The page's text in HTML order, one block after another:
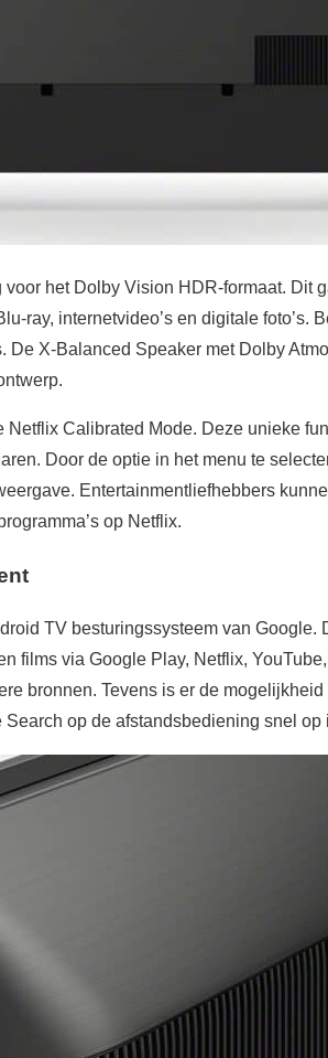
het Dolby Vision HDR-formaat. Dit
ray, internetvideo’s en digitale foto’s.
X-Balanced Speaker met Dolby
Calibrated Mode. Deze unieke
Door de optie in het menu te
Entertainmentliefhebbers
op Netflix.
TV besturingssysteem van Google.
films via Google Play, Netflix,
bronnen. Tevens is er de
Search op de afstandsbediening snel